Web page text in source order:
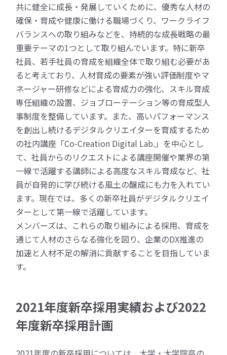
共に健全に成長・発展していくために、優秀な人材の
確保・育成や健康に働ける職場づくり、ワークライフ
バランスへの取り組みなどを、持続的な成長戦略の最
重要テーマの1つとして取り組んでいます。特に新卒
社員、若手社員の育成を組織全体で取り組む必要があ
ると考えており、人材育成の要素が強い評価制度やマ
ネージャー研修などによる育成力の強化、スキル育成
専任組織の設置、ジョブローテーション等の育成型人
事制度を整備しています。また、高いパフォーマンス
を創出し続けるデジタルクリエイターを育成するため
の社内講座「Co-Creation Digital Lab.」を中心とし
て、社員からのリクエストによる講座開催や業界の第
一線で活躍する講師による高度なスキル育成など、社
員が自発的に学び続ける風土の醸成にも力を入れてい
ます。現在では、多くの新卒社員がデジタルクリエイ
ターとして第一線で活躍しています。
メンバーズは、これらの取り組みによる採用、育成を
通じて人材のさらなる強化を図り、企業のDX推進の
加速と人材不足の解消に貢献することを目指していま
す。
2021年度新卒採用実績および2022
年度新卒採用計画